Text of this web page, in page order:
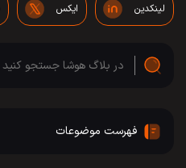
لینکدین ایکس
فهرست موضوعات